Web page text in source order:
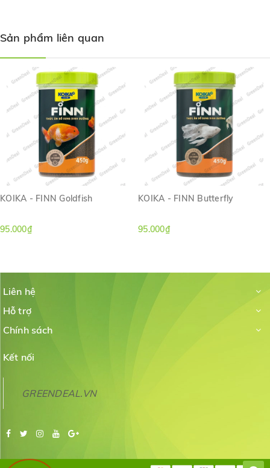
Sử dụng 5 ml KOIKA - DETOX cho khoảng 100 Lít (50
gallon) nước mới sẽ giúp loại bỏ khoảng 1 mg/L Ammonia, 4
mg/L Chloramine, hoặc 5 mg/L Chlor.
Có thể bổ sung trực tiếp vào hồ cá nhưng sẽ tốt hơn nếu
sử dụng khử trước bên ngoài cho lượng nước mới định thêm
vào hồ.
Đối với nồng độ Chloramine đặc biệt cao, có thể dùng gấp
đôi liều lượng mà vẫn đảm bảo an toàn cho các sinh vật sống
trong hồ cá cảnh.
Sản phẩm liên quan
KOIKA - FINN Goldfish
95.000₫
KOIKA - FINN Butterfly
95.000₫
Liên hệ
Hỗ trợ
Chính sách
Kết nối
GREENDEAL.VN